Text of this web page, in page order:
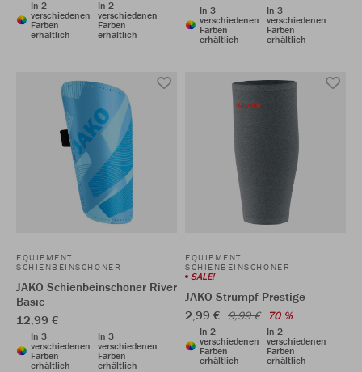
In 2
verschiedenen
Farben
erhältlich
In 2
verschiedenen
Farben
erhältlich
In 3
verschiedenen
Farben
erhältlich
In 3
verschiedenen
Farben
erhältlich
EQUIPMENT
SCHIENBEINSCHONER
JAKO Schienbeinschoner River
Basic
12,99 €
In 3
verschiedenen
Farben
erhältlich
In 3
verschiedenen
Farben
erhältlich
EQUIPMENT
SCHIENBEINSCHONER
SALE!
JAKO Strumpf Prestige
2,99 € 9,99 € 70 %
In 2
verschiedenen
Farben
erhältlich
In 2
verschiedenen
Farben
erhältlich